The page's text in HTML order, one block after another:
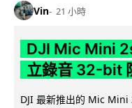
Vin 21 小時
DJI Mic Mini
立錄音 32-bit
DJI 最新推出的 Mic Mini